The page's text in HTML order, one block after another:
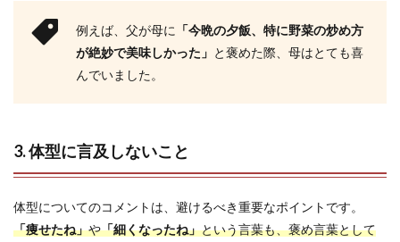
例えば、父が母に 「今晩の夕飯、特に野菜の炒め方
が絶妙で美味しかった」 と褒めた際、母はとても喜
んでいました。
3. 体型に言及しないこと
体型についてのコメントは、避けるべき重要なポイントです。
「痩せたね」や「細くなったね」という言葉も、褒め言葉として